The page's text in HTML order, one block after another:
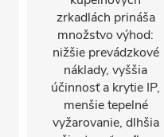
zrkadlách prináša
množstvo výhod:
nižšie prevádzkové
náklady, vyššia
účinnosť a krytie IP,
menšie tepelné
vyžarovanie, dlhšia